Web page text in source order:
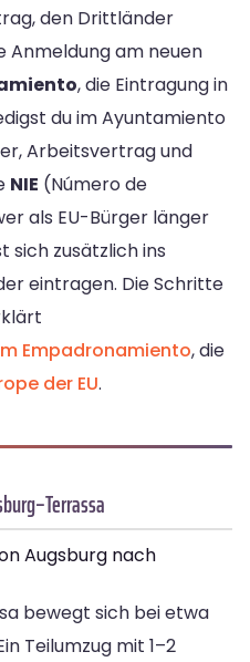
den Drittländer
Anmeldung am neuen
, die Eintragung in
du im Ayuntamiento
Arbeitsvertrag und
NIE (Número de
als EU-Bürger länger
sich zusätzlich ins
eintragen. Die Schritte
Empadronamiento, die
der EU.
Augsburg nach
bewegt sich bei etwa
Teilumzug mit 1–2